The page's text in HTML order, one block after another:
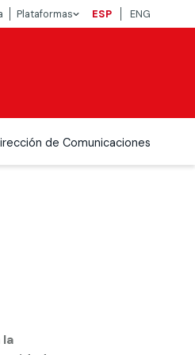
Plataformas ESP ENG
de Comunicaciones